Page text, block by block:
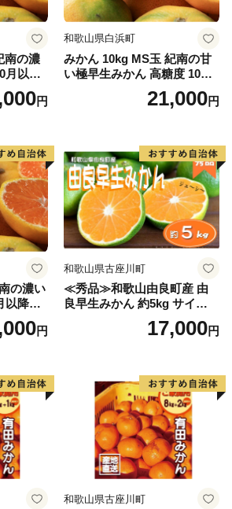
南の濃
月以降
円
和歌山県白浜町
みかん 10kg MS玉 紀南の甘
い極早生みかん 高糖度 10月
以降発送 マルチ被覆栽培
21,000円
の濃い
以降発
円
和歌山県古座川町
≪秀品≫和歌山由良町産 由
良早生みかん 約5kg サイズお
まかせ【sml106C】17,000円
和歌山県古座川町